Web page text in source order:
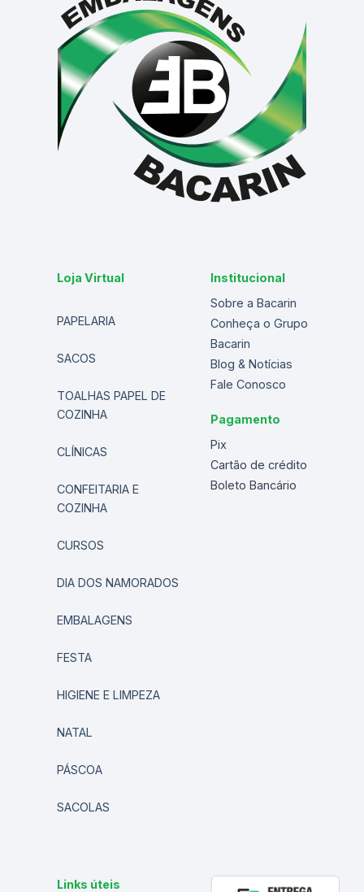
Loja Virtual
PAPELARIA
SACOS
TOALHAS PAPEL DE
COZINHA
CLÍNICAS
CONFEITARIA E
COZINHA
CURSOS
DIA DOS NAMORADOS
EMBALAGENS
FESTA
HIGIENE E LIMPEZA
NATAL
PÁSCOA
SACOLAS
Institucional
Sobre a Bacarin
Conheça o Grupo
Bacarin
Blog & Notícias
Fale Conosco
Pagamento
Pix
Cartão de crédito
Boleto Bancário
Links úteis